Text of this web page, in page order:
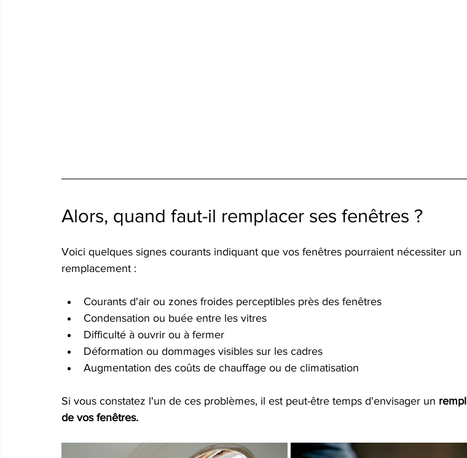
Alors, quand faut-il remplacer ses fenêtres ?
Voici quelques signes courants indiquant que vos fenêtres pourraient nécessiter un
remplacement :
Courants d'air ou zones froides perceptibles près des fenêtres
Condensation ou buée entre les vitres
Difficulté à ouvrir ou à fermer
Déformation ou dommages visibles sur les cadres
Augmentation des coûts de chauffage ou de climatisation
Si vous constatez l'un de ces problèmes, il est peut-être temps d'envisager un
de vos fenêtres.